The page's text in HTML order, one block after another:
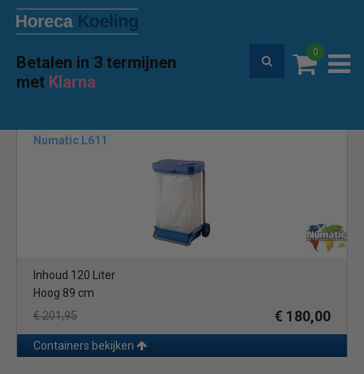
Betalen in 3 termijnen
met Klarna
0
Premium service en garantie
Home Merken
Numatic L611
Inhoud 120 Liter
Hoog 89 cm
€ 201,95
€ 180,00
Containers bekijken